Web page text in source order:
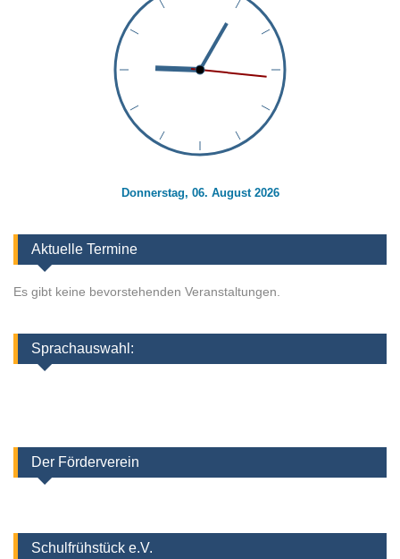
Donnerstag, 06. August 2026
Aktuelle Termine
Es gibt keine bevorstehenden Veranstaltungen.
Sprachauswahl:
Der Förderverein
Schulfrühstück e.V.